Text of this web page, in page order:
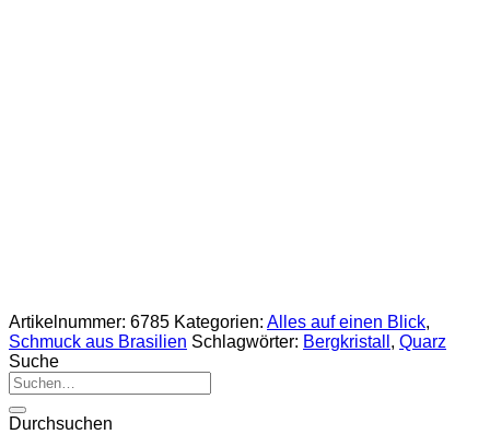
Artikelnummer: 6785 Kategorien: Alles auf einen Blick,
Schmuck aus Brasilien Schlagwörter: Bergkristall , Quarz
Suche
Suche
nach:
Durchsuchen